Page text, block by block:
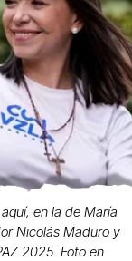
en la de María
Nicolás Maduro y
2025. Foto en